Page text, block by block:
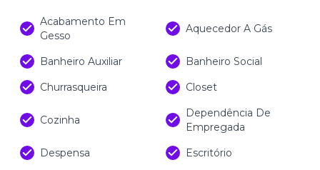
Acabamento Em
Gesso
Aquecedor A Gás
Banheiro Auxiliar
Banheiro Social
Churrasqueira
Closet
Cozinha
Dependência De
Empregada
Despensa
Escritório